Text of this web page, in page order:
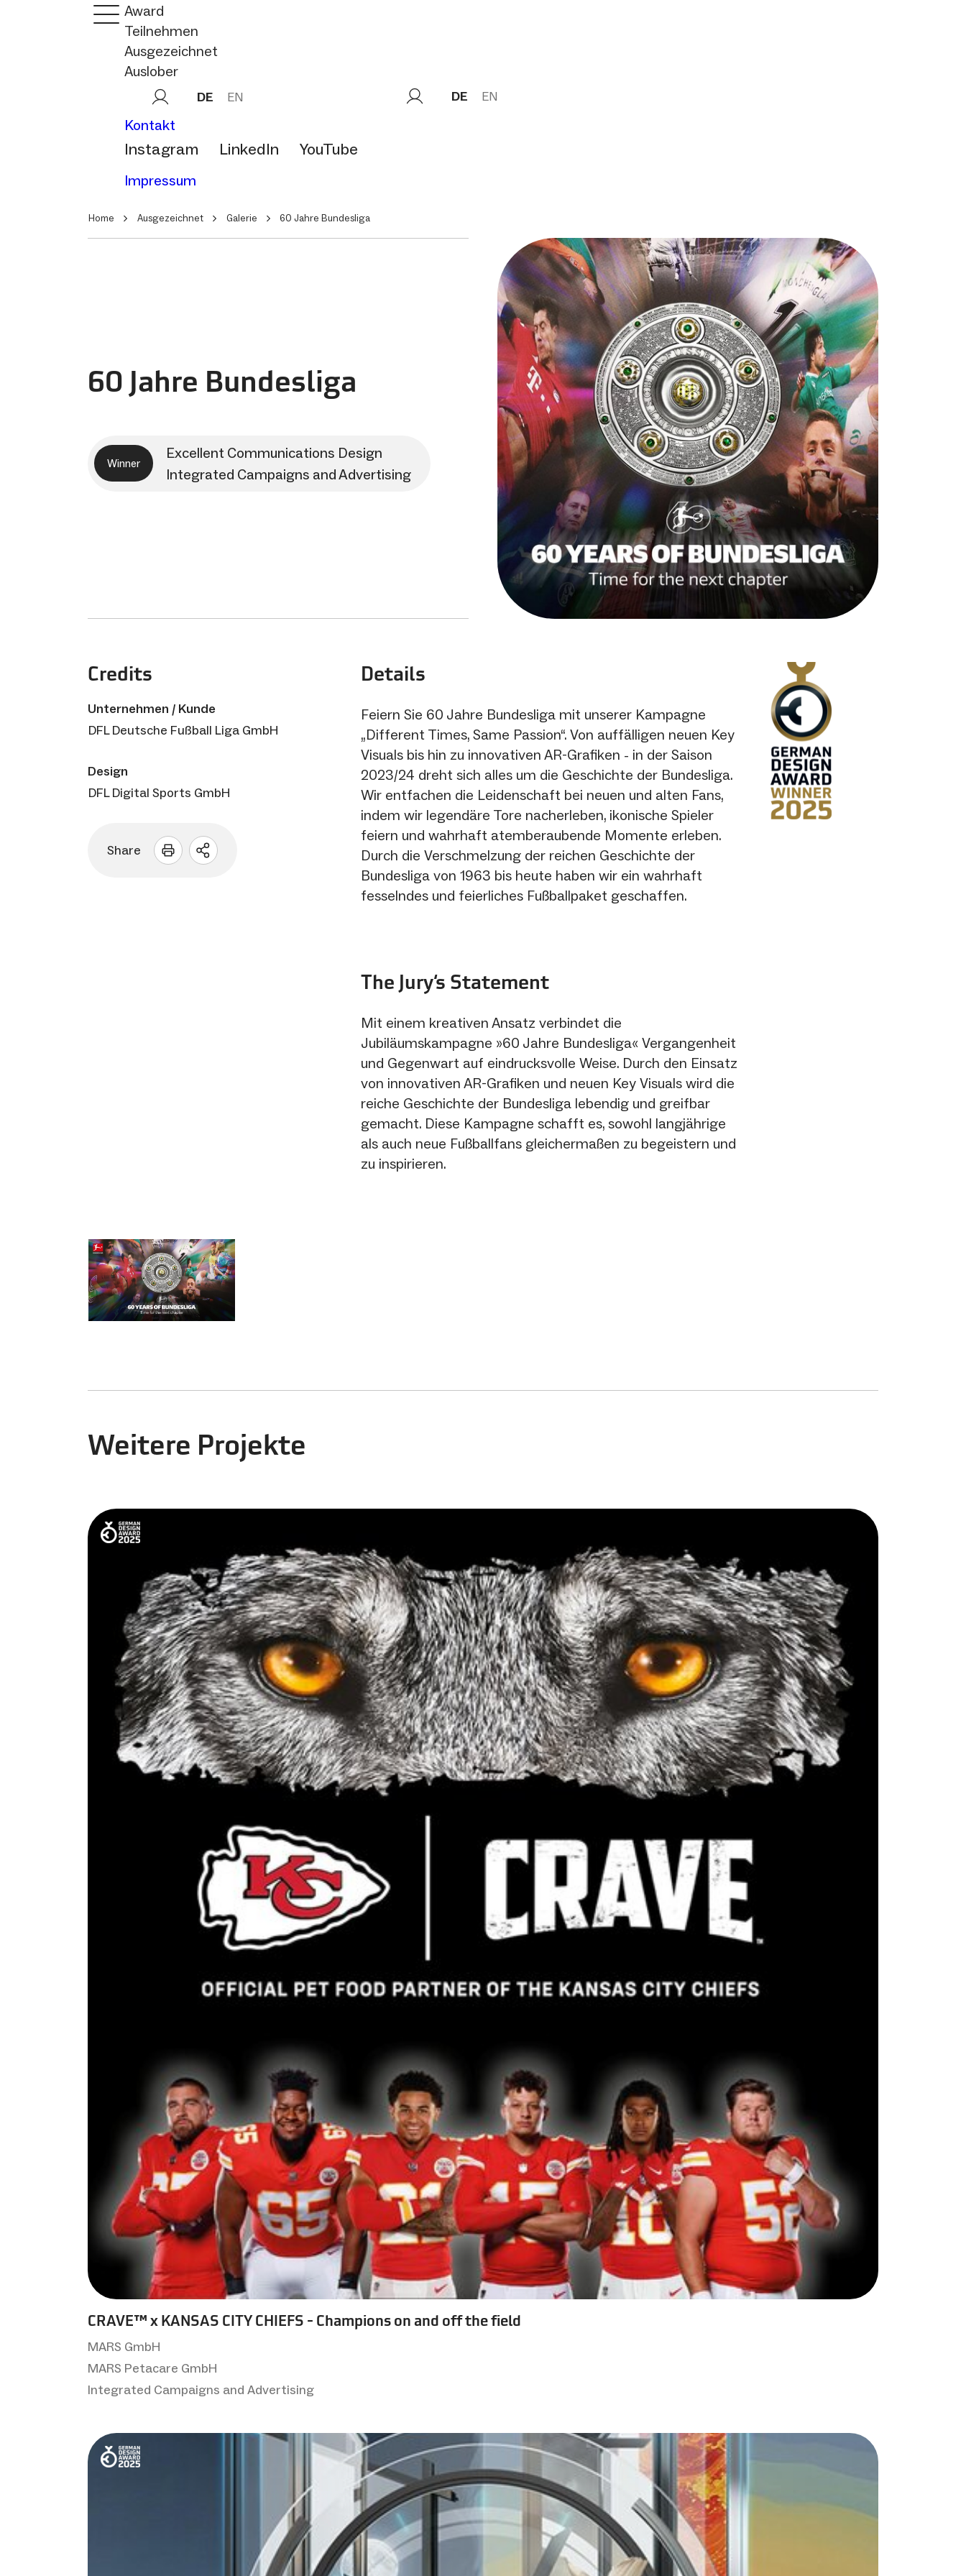
Award
Teilnehmen
Ausgezeichnet
Auslober
DE EN
Kontakt
Instagram LinkedIn YouTube
Impressum
DE EN
Home Ausgezeichnet Galerie 60 Jahre Bundesliga
60 Jahre Bundesliga
Winner
Excellent Communications Design
Integrated Campaigns and Advertising
Credits
Unternehmen / Kunde
DFL Deutsche Fußball Liga GmbH
Design
DFL Digital Sports GmbH
Share
Sharing
Details
Feiern Sie 60 Jahre Bundesliga mit unserer Kampagne
„Different Times, Same Passion“. Von auffälligen neuen Key
Visuals bis hin zu innovativen AR-Grafiken - in der Saison
2023/24 dreht sich alles um die Geschichte der Bundesliga.
Wir entfachen die Leidenschaft bei neuen und alten Fans,
indem wir legendäre Tore nacherleben, ikonische Spieler
feiern und wahrhaft atemberaubende Momente erleben.
Durch die Verschmelzung der reichen Geschichte der
Bundesliga von 1963 bis heute haben wir ein wahrhaft
fesselndes und feierliches Fußballpaket geschaffen.
The Jury‘s Statement
Mit einem kreativen Ansatz verbindet die
Jubiläumskampagne »60 Jahre Bundesliga« Vergangenheit
und Gegenwart auf eindrucksvolle Weise. Durch den Einsatz
von innovativen AR-Grafiken und neuen Key Visuals wird die
reiche Geschichte der Bundesliga lebendig und greifbar
gemacht. Diese Kampagne schafft es, sowohl langjährige
als auch neue Fußballfans gleichermaßen zu begeistern und
zu inspirieren.
Weitere Projekte
CRAVE™ x KANSAS CITY CHIEFS - Champions on and off the field
MARS GmbH
MARS Petacare GmbH
Integrated Campaigns and Advertising